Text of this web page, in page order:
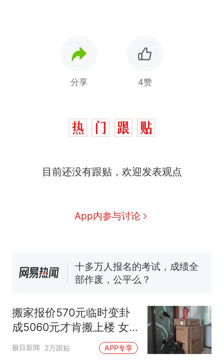
分享 4赞
目前还没有跟贴，欢迎发表观点
App内参与讨论
因老师一句“跟我回家”改写了
眼了……
空调24小时开着反而更省电？
电力部门回应
已叫停招聘，成立调查组全面
核查
十多万人报名的考试，成绩全
部作废，公平么？
搜，网友：天塌了！
热 那个在床头放菜刀的女孩，
因老师一句“跟我回家”改写了
搬家报价570元临时变卦
成5060元才肯搬上楼 女
子傻眼
极目新闻 2万跟贴 APP专享